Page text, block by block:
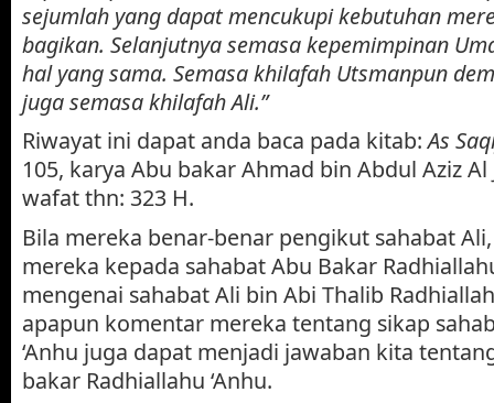
sejumlah yang dapat mencukupi kebutuhan
bagikan. Selanjutnya semasa kepemimpinan
hal yang sama. Semasa khilafah Utsmanpun
juga semasa khilafah Ali.”
Riwayat ini dapat anda baca pada kitab:As
105, karya Abu bakar Ahmad bin Abdul Aziz Al
wafat thn: 323 H.
Bila mereka benar-benar pengikut sahabat
mereka kepada sahabat Abu Bakar
mengenai sahabat Ali bin Abi Thalib
apapun komentar mereka tentang sikap
‘Anhu juga dapat menjadi jawaban kita
bakar Radhiallahu ‘Anhu.